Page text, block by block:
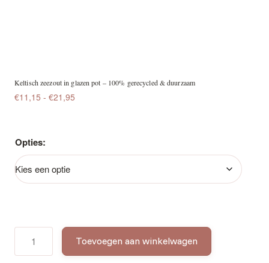
Keltisch zeezout in glazen pot – 100% gerecycled & duurzaam
€11,15 - €21,95
Opties:
Keltisch
zeezout
in
Toevoegen aan winkelwagen